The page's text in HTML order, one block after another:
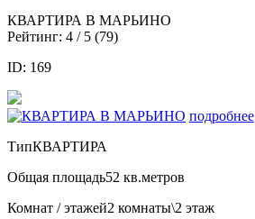
КВАРТИРА В МАРЬИНО
Рейтинг: 4 / 5 (79)
ID: 169
подробнее
ТипКВАРТИРА
Общая площадь52 кв.метров
Комнат / этажей2 комнаты\2 этаж